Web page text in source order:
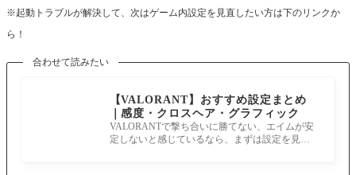
※起動トラブルが解決して、次はゲーム内設定を見直したい方は下のリンクか
ら！
合わせて読みたい
【VALORANT】おすすめ設定まとめ
｜感度・クロスヘア・グラフィック
VALORANTで撃ち合いに勝てない、エイムが安
定しないと感じているなら、まずは設定を見直